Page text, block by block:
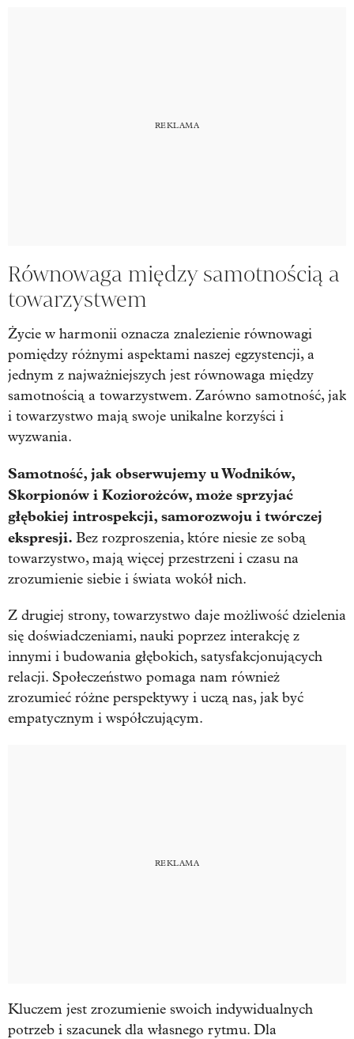
Równowaga między samotnością a
towarzystwem
Życie w harmonii oznacza znalezienie równowagi
pomiędzy różnymi aspektami naszej egzystencji, a
jednym z najważniejszych jest równowaga między
samotnością a towarzystwem. Zarówno samotność, jak
i towarzystwo mają swoje unikalne korzyści i
wyzwania.
Samotność, jak obserwujemy u Wodników,
Skorpionów i Koziorożców, może sprzyjać
głębokiej introspekcji, samorozwoju i twórczej
ekspresji. Bez rozproszenia, które niesie ze sobą
towarzystwo, mają więcej przestrzeni i czasu na
zrozumienie siebie i świata wokół nich.
Z drugiej strony, towarzystwo daje możliwość dzielenia
się doświadczeniami, nauki poprzez interakcję z
innymi i budowania głębokich, satysfakcjonujących
relacji. Społeczeństwo pomaga nam również
zrozumieć różne perspektywy i uczą nas, jak być
empatycznym i współczującym.
Kluczem jest zrozumienie swoich indywidualnych
potrzeb i szacunek dla własnego rytmu. Dla